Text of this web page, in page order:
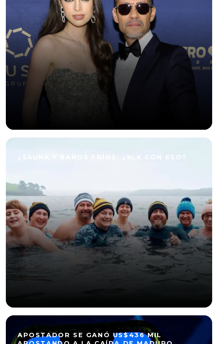
¿SAUNA Y BAÑOS FRÍOS: ¿KLK CON ESO?
APOSTADOR SE GANÓ US$436 MIL